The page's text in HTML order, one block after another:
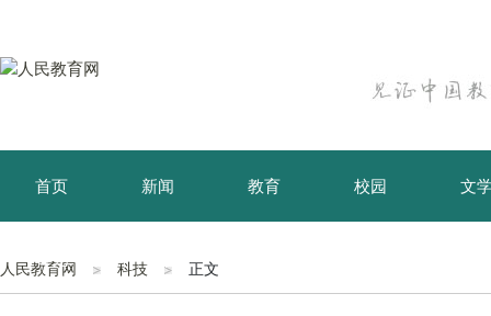
首页 新闻 教育 校园 文
育儿 资讯
人民教育网 科技 正文